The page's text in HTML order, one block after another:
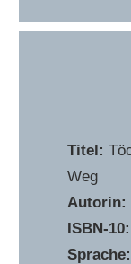
Titel:
Weg
Autorin:
ISBN-
Sprache: